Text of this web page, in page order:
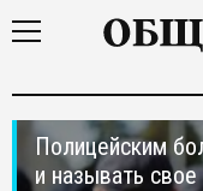
Полицейским
и называть